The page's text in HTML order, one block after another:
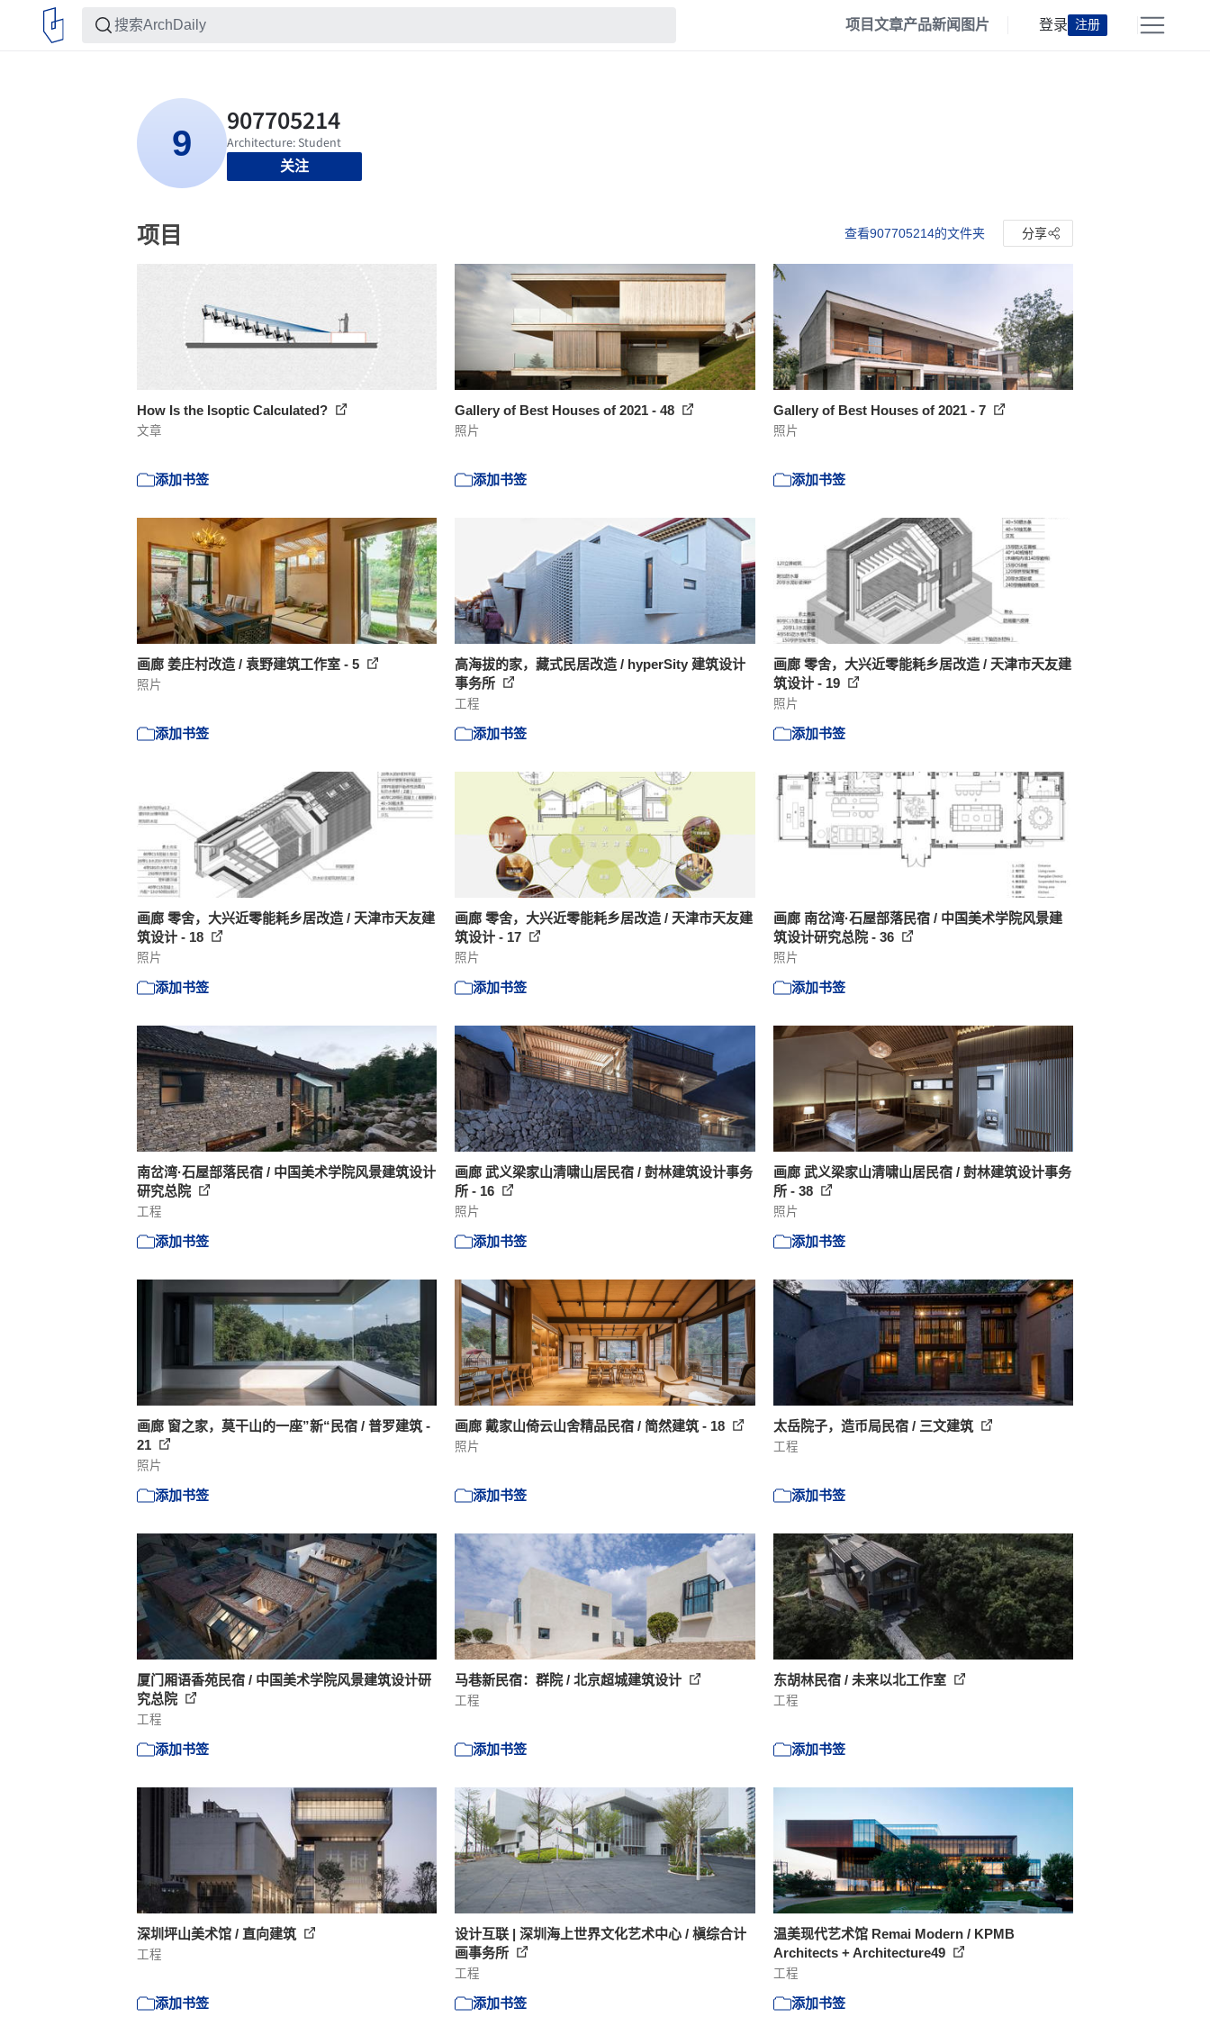
项目文章产品新闻 图片 登录 注册
关注
项目 查看907705214的文件夹 分享
How Is the Isoptic Calculated?
文章
添加书签
Gallery of Best Houses of 2021 - 48
照片
添加书签
Gallery of Best Houses of 2021 - 7
照片
添加书签
画廊 姜庄村改造 / 袁野建筑工作室 - 5
照片
添加书签
高海拔的家，藏式民居改造 / hyperSity 建筑设计
事务所
工程
添加书签
画廊 零舍，大兴近零能耗乡居改造 / 天津市天友建
筑设计 - 19
照片
添加书签
画廊 零舍，大兴近零能耗乡居改造 / 天津市天友建
筑设计 - 18
照片
添加书签
画廊 零舍，大兴近零能耗乡居改造 / 天津市天友建
筑设计 - 17
照片
添加书签
画廊 南岔湾·石屋部落民宿 / 中国美术学院风景建
筑设计研究总院 - 36
照片
添加书签
南岔湾·石屋部落民宿 / 中国美术学院风景建筑设计
研究总院
工程
添加书签
画廊 武义梁家山清啸山居民宿 / 尌林建筑设计事务
所 - 16
照片
添加书签
画廊 武义梁家山清啸山居民宿 / 尌林建筑设计事务
所 - 38
照片
添加书签
画廊 窗之家，莫干山的一座”新“民宿 / 普罗建筑 -
21
照片
添加书签
画廊 戴家山倚云山舍精品民宿 / 简然建筑 - 18
照片
添加书签
太岳院子，造币局民宿 / 三文建筑
工程
添加书签
厦门厢语香苑民宿 / 中国美术学院风景建筑设计研
究总院
工程
添加书签
马巷新民宿：群院 / 北京超城建筑设计
工程
添加书签
东胡林民宿 / 未来以北工作室
工程
添加书签
深圳坪山美术馆 / 直向建筑
工程
添加书签
设计互联 | 深圳海上世界文化艺术中心 / 槇综合计
画事务所
工程
添加书签
温美现代艺术馆 Remai Modern / KPMB
Architects + Architecture49
工程
添加书签